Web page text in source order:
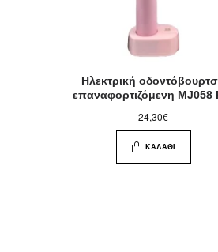
Ηλεκτρική
επαναφορτιζόμενη MJ058
24,30€
ΚΑΛΆΘΙ